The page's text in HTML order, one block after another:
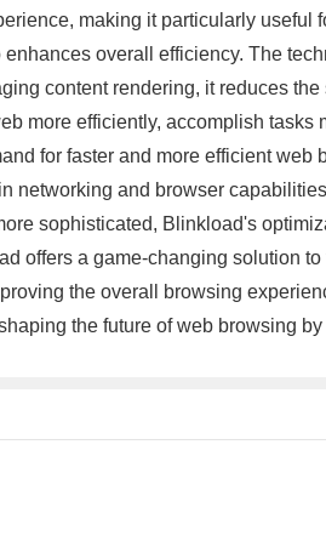
making it particularly useful
overall efficiency. The
content rendering, it reduces
more efficiently, accomplish tasks
for faster and more efficient
and browser
sophisticated, Blinkload's
offers a game-changing solution
the overall browsing
the future of web browsing